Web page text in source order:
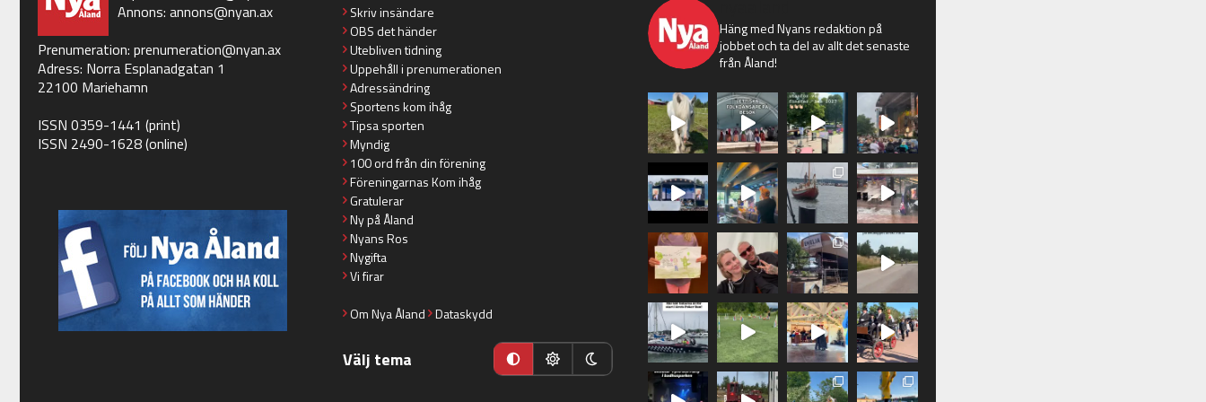
Annons: annons@nyan.ax
Prenumeration: prenumeration@nyan.ax
Adress: Norra Esplanadgatan 1
22100 Mariehamn
ISSN 0359-1441 (print)
ISSN 2490-1628 (online)
Skriv insändare
OBS det händer
Utebliven tidning
Uppehåll i prenumerationen
Adressändring
Sportens kom ihåg
Tipsa sporten
Myndig
100 ord från din förening
Föreningarnas Kom ihåg
Gratulerar
Ny på Åland
Nyans Ros
Nygifta
Vi firar
Om Nya Åland Dataskydd
Välj tema
Häng med Nyans redaktion på
jobbet och ta del av allt det senaste
från Åland!